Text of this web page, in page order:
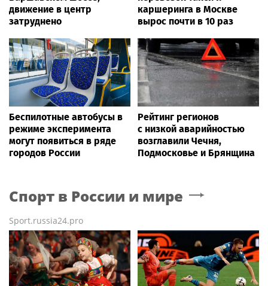
движение в центр
затруднено
каршеринга в Москве
вырос почти в 10 раз
Беспилотные автобусы в
режиме эксперимента
могут появиться в ряде
городов России
Рейтинг регионов
с низкой аварийностью
возглавили Чечня,
Подмосковье и Брянщина
Спорт в России и мире
Sport.russia24.pro